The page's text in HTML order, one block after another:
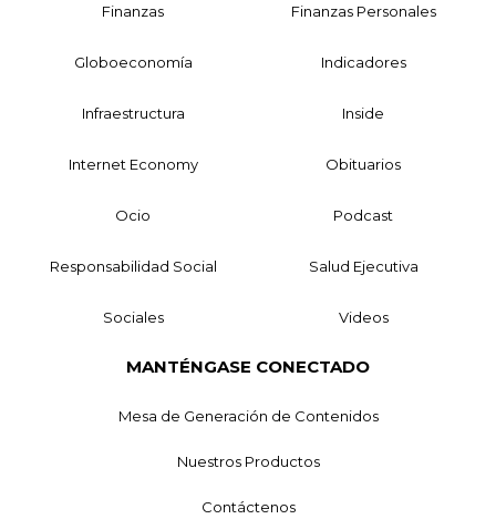
Finanzas Finanzas Personales
Globoeconomía Indicadores
Infraestructura Inside
Internet Economy Obituarios
Ocio Podcast
Responsabilidad Social Salud Ejecutiva
Sociales Videos
MANTÉNGASE CONECTADO
Mesa de Generación de Contenidos
Nuestros Productos
Contáctenos